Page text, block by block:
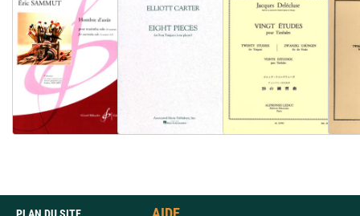
PLAN DU SITE